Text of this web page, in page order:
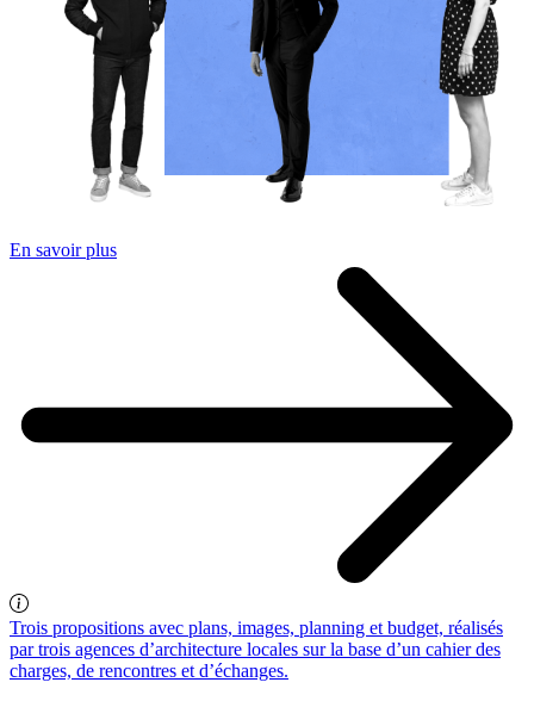
En savoir plus
Trois propositions avec plans, images, planning et budget, réalisés
par trois agences d’architecture locales sur la base d’un cahier des
charges, de rencontres et d’échanges.